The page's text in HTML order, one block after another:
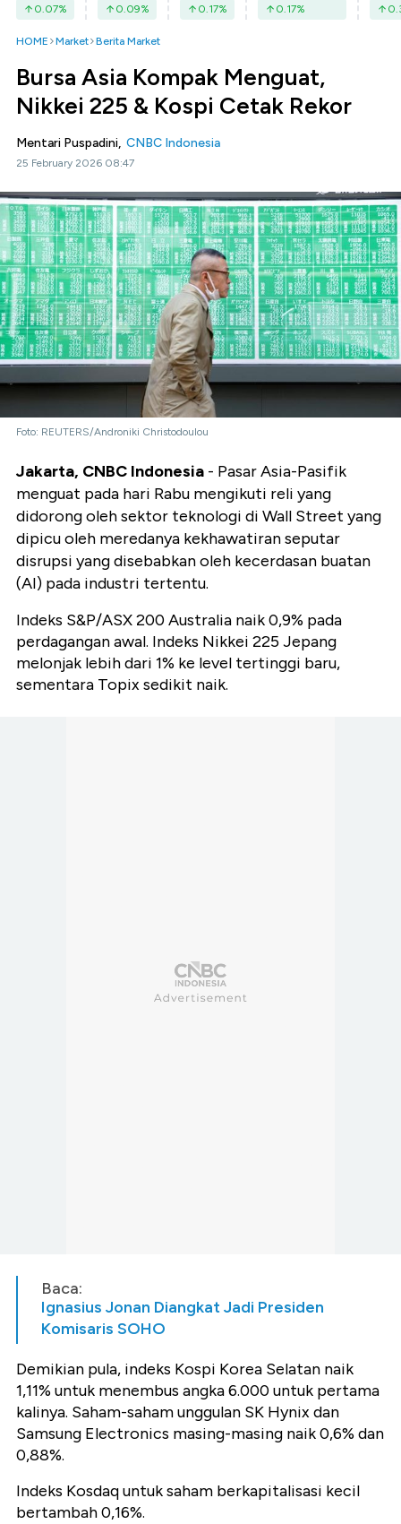
0.07% 0.09% 0.17% 0.17%
HOME Market Berita Market
Bursa Asia Kompak Menguat,
Nikkei 225 & Kospi Cetak Rekor
Mentari Puspadini, CNBC Indonesia
25 February 2026 08:47
Foto: REUTERS/Androniki Christodoulou
Jakarta, CNBC Indonesia - Pasar Asia-Pasifik
menguat pada hari Rabu mengikuti reli yang
didorong oleh sektor teknologi di Wall Street yang
dipicu oleh meredanya kekhawatiran seputar
disrupsi yang disebabkan oleh kecerdasan buatan
(AI) pada industri tertentu.
Indeks S&P/ASX 200 Australia naik 0,9% pada
perdagangan awal. Indeks Nikkei 225 Jepang
melonjak lebih dari 1% ke level tertinggi baru,
sementara Topix sedikit naik.
Baca:
Ignasius Jonan Diangkat Jadi Presiden
Komisaris SOHO
Demikian pula, indeks Kospi Korea Selatan naik
1,11% untuk menembus angka 6.000 untuk pertama
kalinya. Saham-saham unggulan SK Hynix dan
Samsung Electronics masing-masing naik 0,6% dan
0,88%.
Indeks Kosdaq untuk saham berkapitalisasi kecil
bertambah 0,16%.